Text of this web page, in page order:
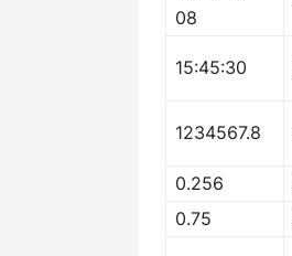
08
15:45:30
1234567.8
0.256
0.75